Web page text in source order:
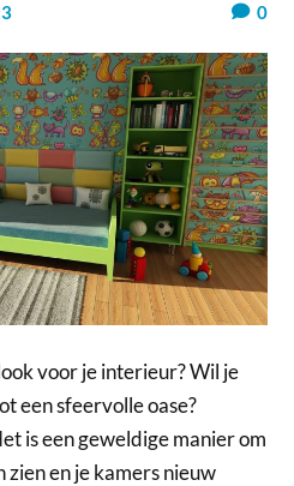
0
voor je interieur? Wil je
een sfeervolle oase?
is een geweldige manier om
en je kamers nieuw